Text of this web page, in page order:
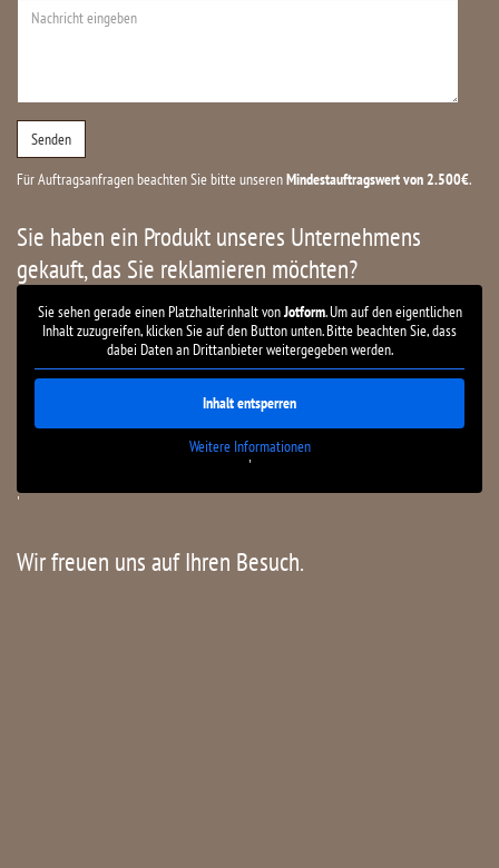
Für Auftragsanfragen beachten Sie bitte unserenMindestauftragswert von 2.500€.
Sie haben ein Produkt unseres Unternehmens
gekauft, das Sie reklamieren möchten?
Sie sehen gerade einen Platzhalterinhalt vonJotform. Um auf den eigentlichen
Inhalt zuzugreifen, klicken Sie auf den Button unten. Bitte beachten Sie, dass
dabei Daten an Drittanbieter weitergegeben werden.
Inhalt entsperren
Weitere Informationen
'
'
Wir freuen uns auf Ihren Besuch.